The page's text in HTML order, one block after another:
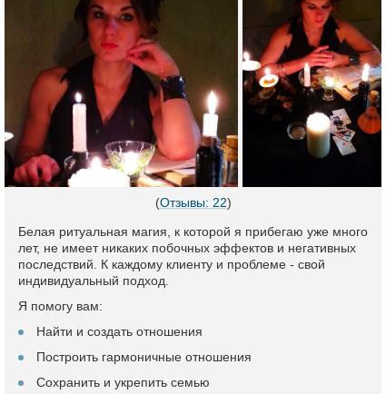
(Отзывы: 22)
Белая ритуальная магия, к которой я прибегаю уже много
лет, не имеет никаких побочных эффектов и негативных
последствий. К каждому клиенту и проблеме - свой
индивидуальный подход.
Я помогу вам:
Найти и создать отношения
Построить гармоничные отношения
Сохранить и укрепить семью